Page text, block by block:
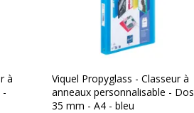
à
-
Viquel Propyglass - Classeur à
anneaux personnalisable - Dos
35 mm - A4 - bleu